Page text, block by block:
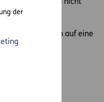
der
auf Grund von nicht
falsche Reaktion auf eine
werden.